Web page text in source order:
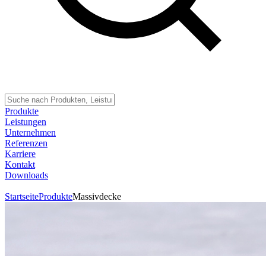
Produkte
Leistungen
Unternehmen
Referenzen
Karriere
Kontakt
Downloads
StartseiteProdukteMassivdecke